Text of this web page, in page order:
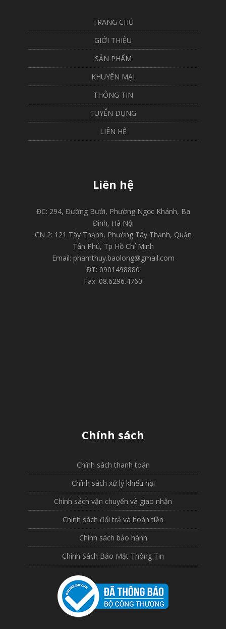
TRANG CHỦ
GIỚI THIỆU
SẢN PHẨM
KHUYẾN MẠI
THÔNG TIN
TUYỂN DỤNG
LIÊN HỆ
Liên hệ
ĐC: 294, Đường Bưởi, Phường Ngọc Khánh, Ba
Đình, Hà Nội
CN 2: 121 Tây Thạnh, Phường Tây Thạnh, Quận
Tân Phú, Tp Hồ Chí Minh
Email: phamthuy.baolong@gmail.com
ĐT: 0901498880
Fax: 08.6296.4760
Chính sách
Chính sách thanh toán
Chính sách xử lý khiếu nại
Chính sách vận chuyển và giao nhận
Chính sách đổi trả và hoàn tiền
Chính sách bảo hành
Chính Sách Bảo Mật Thông Tin